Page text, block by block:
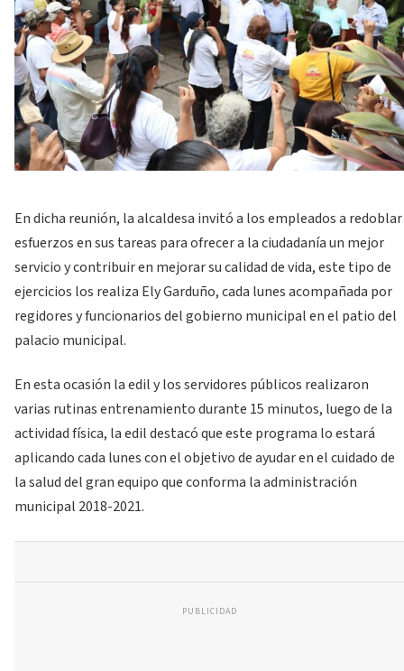
En dicha reunión, la alcaldesa invitó a los empleados a redoblar
esfuerzos en sus tareas para ofrecer a la ciudadanía un mejor
servicio y contribuir en mejorar su calidad de vida, este tipo de
ejercicios los realiza Ely Garduño, cada lunes acompañada por
regidores y funcionarios del gobierno municipal en el patio del
palacio municipal.
En esta ocasión la edil y los servidores públicos realizaron
varias rutinas entrenamiento durante 15 minutos, luego de la
actividad física, la edil destacó que este programa lo estará
aplicando cada lunes con el objetivo de ayudar en el cuidado de
la salud del gran equipo que conforma la administración
municipal 2018-2021.
PUBLICIDAD